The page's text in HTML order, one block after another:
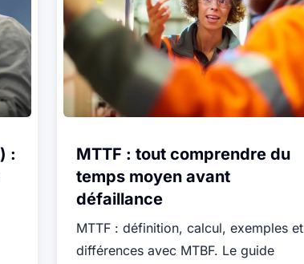
:
MTTF : tout comprendre du
temps moyen avant
défaillance
MTTF : définition, calcul, exemples et
différences avec MTBF. Le guide